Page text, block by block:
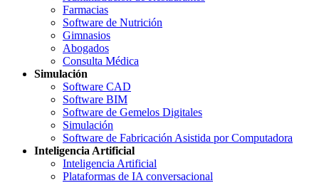
Farmacias
Software de Nutrición
Gimnasios
Abogados
Consulta Médica
Simulación
Software CAD
Software BIM
Software de Gemelos Digitales
Simulación
Software de Fabricación Asistida por Computadora
Inteligencia Artificial
Inteligencia Artificial
Plataformas de IA conversacional